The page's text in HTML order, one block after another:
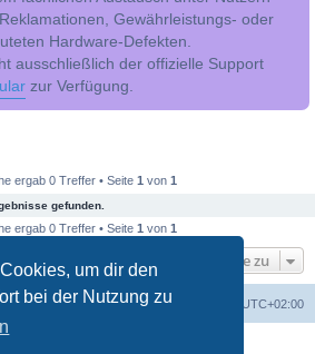
um dir den
bei der Nutzung zu
Gewährleistungs- oder
Hardware-Defekten.
ausschließlich der offizielle Support
zur Verfügung.
ergab 0 Treffer • Seite 1 von 1
gefunden.
ergab 0 Treffer • Seite 1 von 1
Gehe zu
Alle Zeiten sind UTC+02:00
Alle Cookies löschen